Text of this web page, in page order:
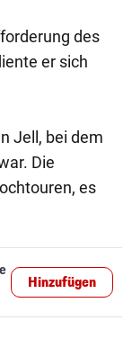
des
er sich
Jell, bei dem
Die
es
Hinzufügen